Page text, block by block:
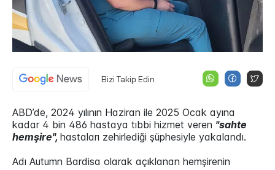
Bizi Takip Edin
ABD’de, 2024 yılının Haziran ile 2025 Ocak ayına
kadar 4 bin 486 hastaya tıbbi hizmet veren "sahte
hemşire", hastaları zehirlediği şüphesiyle yakalandı.
Adı Autumn Bardisa olarak açıklanan hemşirenin